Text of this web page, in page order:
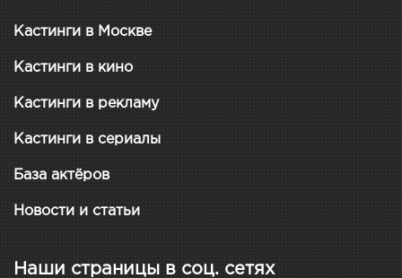
Кастинги в Москве
Кастинги в кино
Кастинги в рекламу
Кастинги в сериалы
База актёров
Новости и статьи
Наши страницы в соц. сетях